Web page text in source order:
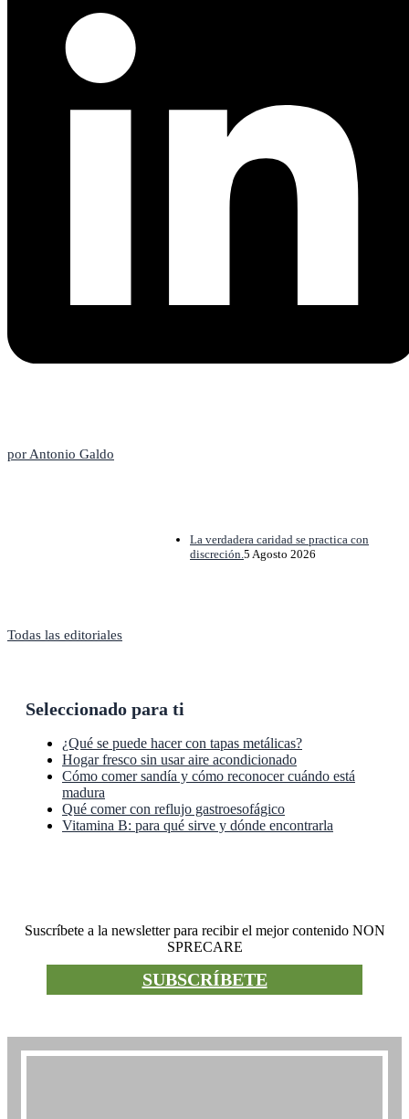
por Antonio Galdo
La verdadera caridad se practica con
discreción. 5 Agosto 2026
Todas las editoriales
Seleccionado para ti
¿Qué se puede hacer con tapas metálicas?
Hogar fresco sin usar aire acondicionado
Cómo comer sandía y cómo reconocer cuándo está
madura
Qué comer con reflujo gastroesofágico
Vitamina B: para qué sirve y dónde encontrarla
Suscríbete a la newsletter para recibir el mejor contenido NON
SPRECARE
SUBSCRÍBETE